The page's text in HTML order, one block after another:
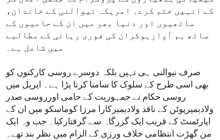
کے انہیں ختم کرے۔ امریکہ نیوالنی کے خاندان،
ساتھیوں اور دنیا بھر میں ان کے حامیوں کے
ساتھ ہم آوازہوکران کی فوری رہائی کے مطالبے
میں شامل ہے۔
صرف نیوالنی ہی نہیں بلکہ دوسرے روسی کارکنوں کو
بھی اسی طرح کے سلوک کا سامنا کرنا پڑا ہے۔ اپریل میں
روسی حکام نے جمہوریت کے حامی اورروسی صدر
ولادیمیرپوٹن کے ناقد ولادیمیرکارا مرزا کوماسکو میں ان کے
اپارٹمنٹ کے قریب ایک گزرگاہ سے گرفتارکیا۔ جب وہ ایک
من گھڑت انتظامی خلاف ورزی کے الزام میں نظر بند تھے۔